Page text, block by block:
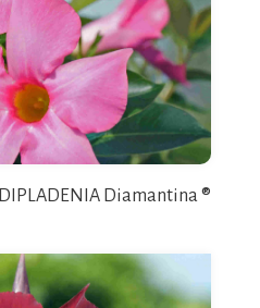
DIPLADENIA Diamantina ®